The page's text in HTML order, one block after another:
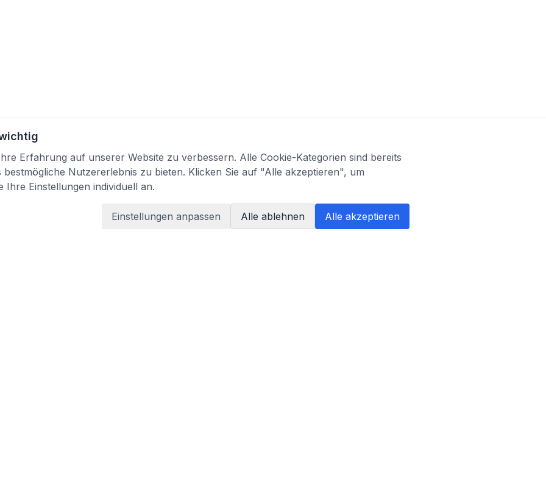
Erfahrung auf unserer Website zu verbessern. Alle Cookie-Kategorien sind bereits
Nutzererlebnis zu bieten. Klicken Sie auf "Alle akzeptieren", um
Einstellungen individuell an.
Einstellungen anpassen Alle ablehnen Alle akzeptieren